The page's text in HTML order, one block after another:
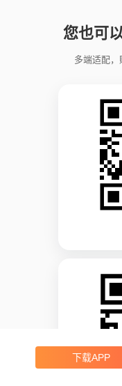
您也可
多端适配
下载APP